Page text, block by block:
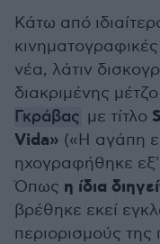
Κάτω από
νέα, λάτιν
διακριμένης
Γκράβας με τίτλο
Vida» («Η αγάπη
ηχογραφήθηκε
Όπως η ίδια
βρέθηκε εκεί
περιορισμούς